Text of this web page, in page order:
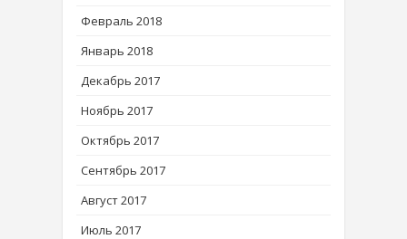
Февраль 2018
Январь 2018
Декабрь 2017
Ноябрь 2017
Октябрь 2017
Сентябрь 2017
Август 2017
Июль 2017